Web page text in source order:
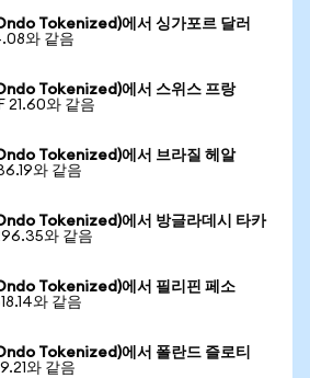
Tokenized)에서 싱가포르 달러
와 같음
Tokenized)에서 스위스 프랑
21.60와 같음
Tokenized)에서 브라질 헤알
와 같음
Tokenized)에서 방글라데시 타카
와 같음
Tokenized)에서 필리핀 페소
와 같음
Tokenized)에서 폴란드 즐로티
와 같음